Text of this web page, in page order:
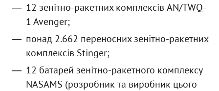
12 зенітно-ракетних комплексів AN/TWQ-
1 Avenger;
понад 2.662 переносних зенітно-ракетних
комплексів Stinger;
12 батарей зенітно-ракетного комплексу
NASAMS (розробник та виробник цього